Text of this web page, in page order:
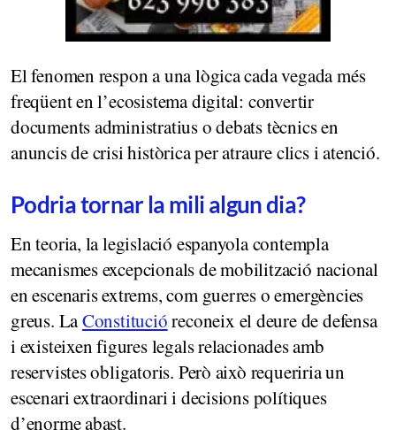
El fenomen respon a una lògica cada vegada més
freqüent en l’ecosistema digital: convertir
documents administratius o debats tècnics en
anuncis de crisi històrica per atraure clics i atenció.
Podria tornar la mili algun dia?
En teoria, la legislació espanyola contempla
mecanismes excepcionals de mobilització nacional
en escenaris extrems, com guerres o emergències
greus. LaConstitucióreconeix el deure de defensa
i existeixen figures legals relacionades amb
reservistes obligatoris. Però això requeriria un
escenari extraordinari i decisions polítiques
d’enorme abast.